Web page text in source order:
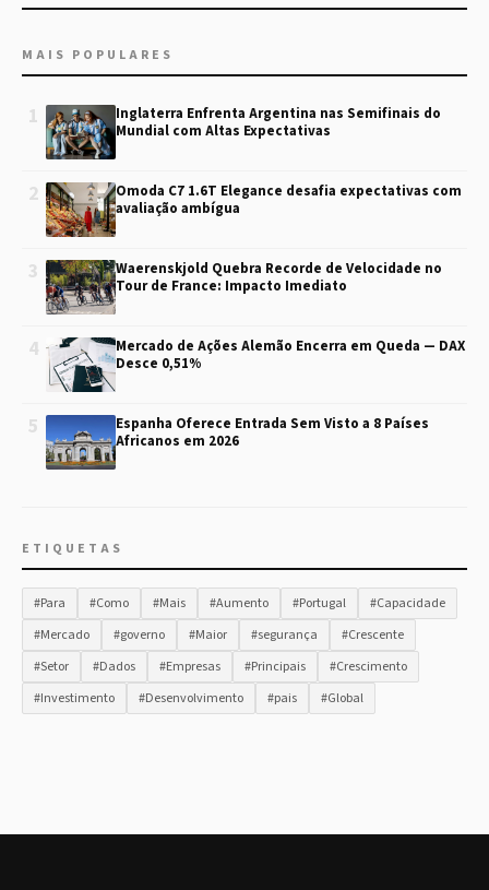
MAIS POPULARES
1
Inglaterra Enfrenta Argentina nas Semifinais do
Mundial com Altas Expectativas
2
Omoda C7 1.6T Elegance desafia expectativas com
avaliação ambígua
3
Waerenskjold Quebra Recorde de Velocidade no
Tour de France: Impacto Imediato
4
Mercado de Ações Alemão Encerra em Queda — DAX
Desce 0,51%
5
Espanha Oferece Entrada Sem Visto a 8 Países
Africanos em 2026
ETIQUETAS
#Para #Como #Mais #Aumento #Portugal
#Capacidade
#Mercado
#governo #Maior #segurança
#Crescente
#Setor
#Dados #Empresas #Principais
#Crescimento
#Investimento
#Desenvolvimento #pais #Global